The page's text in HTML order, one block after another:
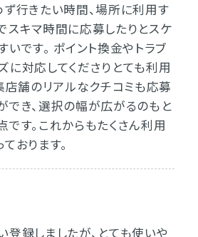
ず行きたい時間、場所に利用す
スキマ時間に応募したりとスケ
です。 ポイント換金やトラブ
に対応してくださりとても利用
店舗のリアルなクチコミも応募
でき、選択の幅が広がるのもと
す。これからもたくさん利用
おります。
登録しましたが、とても使いや